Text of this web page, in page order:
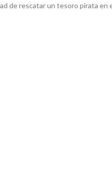
de rescatar un tesoro pirata en